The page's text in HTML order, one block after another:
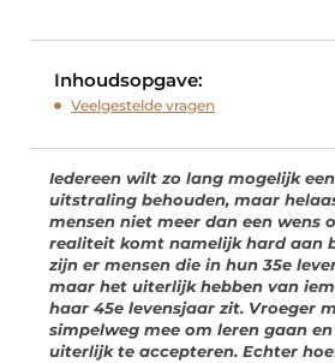
Inhoudsopgave:
Veelgestelde vragen
Iedereen wilt zo lang mogelijk
uitstraling behouden, maar
mensen niet meer dan een wens
realiteit komt namelijk hard aan
zijn er mensen die in hun 35e
maar het uiterlijk hebben van
haar 45e levensjaar zit. Vroeger
simpelweg mee om leren gaan
uiterlijk te accepteren. Echter